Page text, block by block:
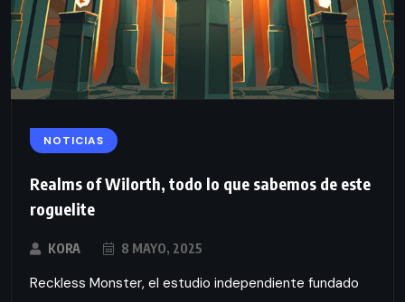
NOTICIAS
Realms of Wilorth, todo lo que sabemos de este
roguelite
KORA 8 MAYO, 2025
Reckless Monster, el estudio independiente fundado